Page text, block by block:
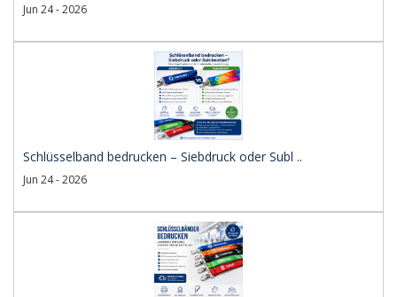
Jun 24 - 2026
Schlüsselband bedrucken – Siebdruck oder Subl ..
Jun 24 - 2026